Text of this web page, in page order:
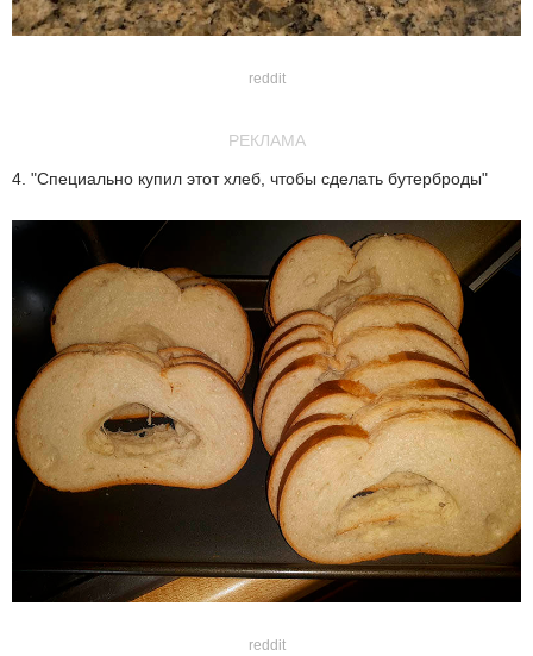
reddit
РЕКЛАМА
4. "Специально купил этот хлеб, чтобы сделать бутерброды"
reddit